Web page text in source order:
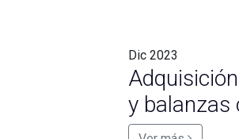
Dic 2023
y balanzas